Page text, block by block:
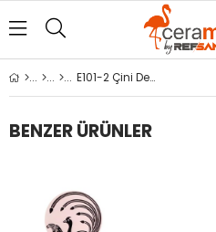
E101-2 Çini Desenli Sır Altı Dekal 9x23 cm
BENZER ÜRÜNLER